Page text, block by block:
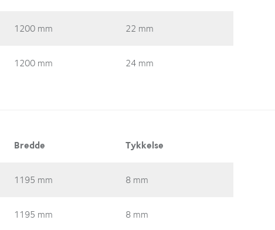
1200 mm 22 mm
1200 mm 24 mm
Bredde Tykkelse
1195 mm 8 mm
1195 mm 8 mm